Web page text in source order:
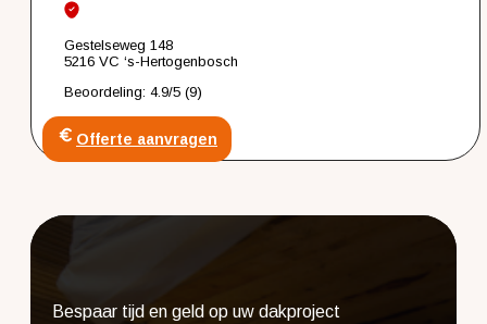
Gestelseweg 148
5216 VC ‘s-Hertogenbosch
Beoordeling: 4.9/5 (9)
Offerte aanvragen
Bespaar tijd en geld op uw dakproject